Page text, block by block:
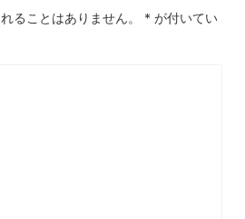
ることはありません。 * が付いてい